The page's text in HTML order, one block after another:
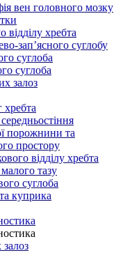
вен головного мозку
хребта
зап’ясного суглобу
суглоба
суглоба
залоз
хребта
порожнини та
простору
відділу хребта
тазу
суглоба
куприка